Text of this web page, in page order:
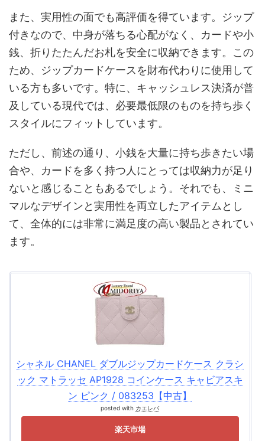
また、実用性の面でも高評価を得ています。ジップ
付きなので、中身が落ちる心配がなく、カードや小
銭、折りたたんだお札を安全に収納できます。この
ため、ジップカードケースを財布代わりに使用して
いる方も多いです。特に、キャッシュレス決済が普
及している現代では、必要最低限のものを持ち歩く
スタイルにフィットしています。
ただし、前述の通り、小銭を大量に持ち歩きたい場
合や、カードを多く持つ人にとっては収納力が足り
ないと感じることもあるでしょう。それでも、ミニ
マルなデザインと実用性を両立したアイテムとし
て、全体的には非常に満足度の高い製品とされてい
ます。
シャネル CHANEL ダブルジップカードケース クラシ
ック マトラッセ AP1928 コインケース キャビアスキ
ン ピンク / 083253【中古】
posted with カエレバ
楽天市場